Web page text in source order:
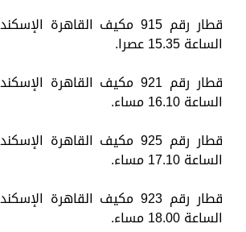
قطار رقم 915 مكيف القاهرة
الساعة 15.35 عصرا.
قطار رقم 921 مكيف القاهرة
الساعة 16.10 مساء.
قطار رقم 925 مكيف القاهرة
الساعة 17.10 مساء.
قطار رقم 923 مكيف القاهرة
الساعة 18.00 مساء.